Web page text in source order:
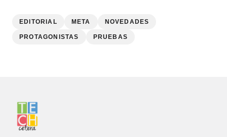
EDITORIAL META NOVEDADES
PROTAGONISTAS PRUEBAS